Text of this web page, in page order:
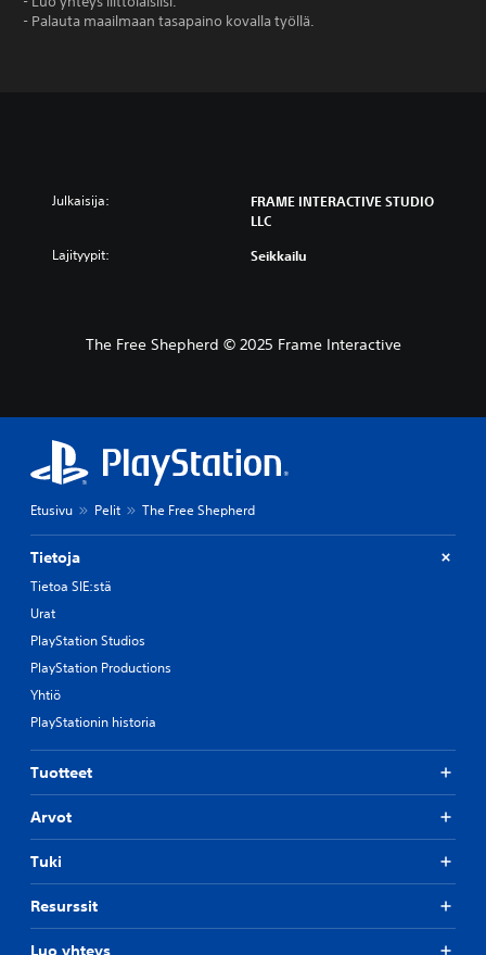
- Palauta maailmaan tasapaino kovalla työllä.
Julkaisija:
FRAME INTERACTIVE STUDIO
LLC
Lajityypit: Seikkailu
The Free Shepherd © 2025 Frame Interactive
Etusivu Pelit The Free Shepherd
Tietoja
Tietoa SIE:stä
Urat
PlayStation Studios
PlayStation Productions
Yhtiö
PlayStationin historia
Tuotteet
Arvot
Tuki
Resurssit
Luo yhteys